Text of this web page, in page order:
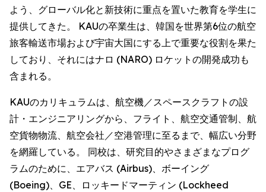
よう、グローバル化と新技術に重点を置いた教育を学生に
提供してきた。 KAUの卒業生は、韓国を世界第6位の航空
旅客輸送市場および宇宙大国にする上で重要な役割を果た
しており、それにはナロ (NARO) ロケットの開発成功も
含まれる。
KAUのカリキュラムは、航空機／スペースクラフトの設
計・エンジニアリングから、フライト、航空交通管制、航
空貨物物流、航空会社／空港管理に至るまで、幅広い分野
を網羅している。 同校は、研究目的やさまざまなプログ
ラムのために、エアバス (Airbus)、ボーイング
(Boeing)、GE、ロッキードマーティン (Lockheed